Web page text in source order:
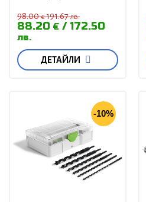
98.00€191.67лв.
88.20 € 172.50
лв.
ДЕТАЙЛИ
-10%